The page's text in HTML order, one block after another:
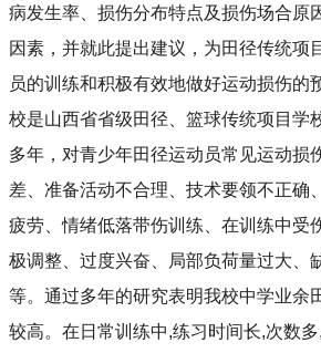
病发生率、损伤分布特点及损伤场合原
因素，并就此提出建议，为田径传统项
员的训练和积极有效地做好运动损伤的
校是山西省省级田径、篮球传统项目学
多年，对青少年田径运动员常见运动损
差、准备活动不合理、技术要领不正确
疲劳、情绪低落带伤训练、在训练中受
极调整、过度兴奋、局部负荷量过大、
等。通过多年的研究表明我校中学业余
较高。在日常训练中,练习时间长,次数多,